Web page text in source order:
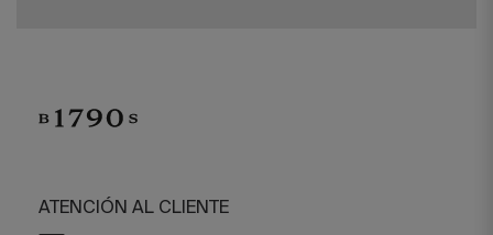
ATENCIÓN AL CLIENTE